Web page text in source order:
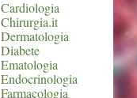
Cardiologia
Chirurgia.it
Dermatologia
Diabete
Ematologia
Endocrinologia
Farmacologia